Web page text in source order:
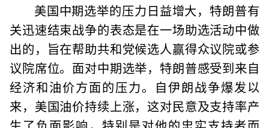
美国中期选举的压力日益增大，特朗普有
关迅速结束战争的表态是在一场助选活动中做
出的，旨在帮助共和党候选人赢得众议院或参
议院席位。面对中期选举，特朗普感受到来自
经济和油价方面的压力。自伊朗战争爆发以
来，美国油价持续上涨，这对民意及支持率产